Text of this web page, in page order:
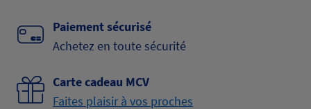
Paiement sécurisé
Achetez en toute sécurité
Carte cadeau MCV
Faites plaisir à vos proches